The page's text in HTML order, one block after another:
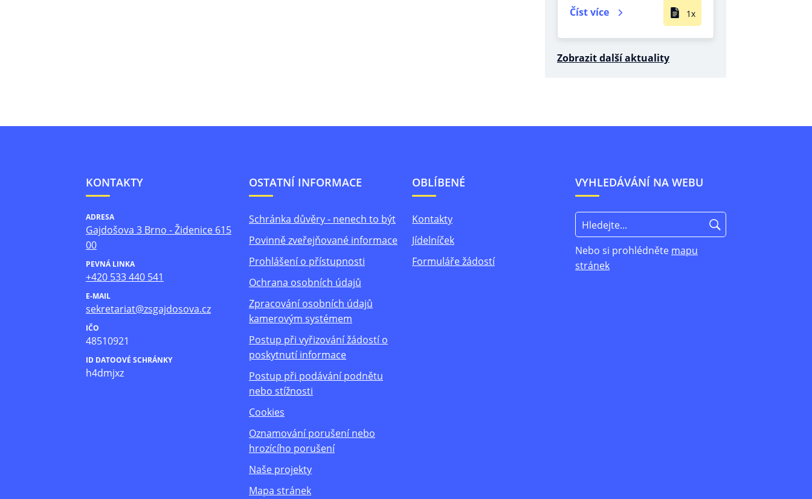
Číst více 1x
Zobrazit další aktuality
KONTAKTY
ADRESA
Gajdošova 3 Brno - Židenice 615
00
PEVNÁ LINKA
+420 533 440 541
E-MAIL
sekretariat@zsgajdosova.cz
IČO
48510921
ID DATOOVÉ SCHRÁNKY
h4dmjxz
OSTATNÍ INFORMACE
Schránka důvěry - nenech to být
Povinně zveřejňované informace
Prohlášení o přístupnosti
Ochrana osobních údajů
Zpracování osobních údajů
kamerovým systémem
Postup při vyřizování žádostí o
poskytnutí informace
Postup při podávání podnětu
nebo stížnosti
Cookies
Oznamování porušení nebo
hrozícího porušení
Naše projekty
Mapa stránek
OBLÍBENÉ
Kontakty
Jídelníček
Formuláře žádostí
VYHLEDÁVÁNÍ NA WEBU
Nebo si prohlédněte mapu
stránek